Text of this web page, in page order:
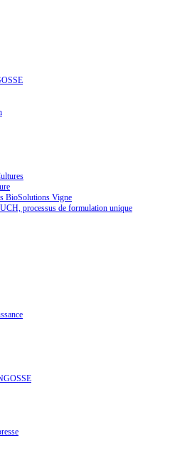
BioSolutions Vigne
processus de formulation unique